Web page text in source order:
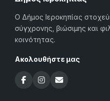
Ο Δήμος Ιεροκηπίας
σύγχρονης, βιώσιμης και
κοινότητας.
Ακολουθήστε μας